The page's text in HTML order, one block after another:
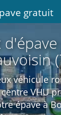
gratuit
véhicule
VHU
épave à